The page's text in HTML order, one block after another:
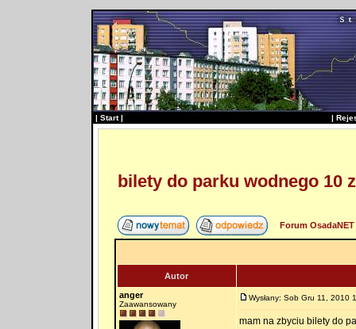
| Start| |
bilety do parku wodnego 10
Forum
Autor
anger
Zaawansowany
Wysłany: Sob Gru 11, 2010
mam na zbyciu bilety do